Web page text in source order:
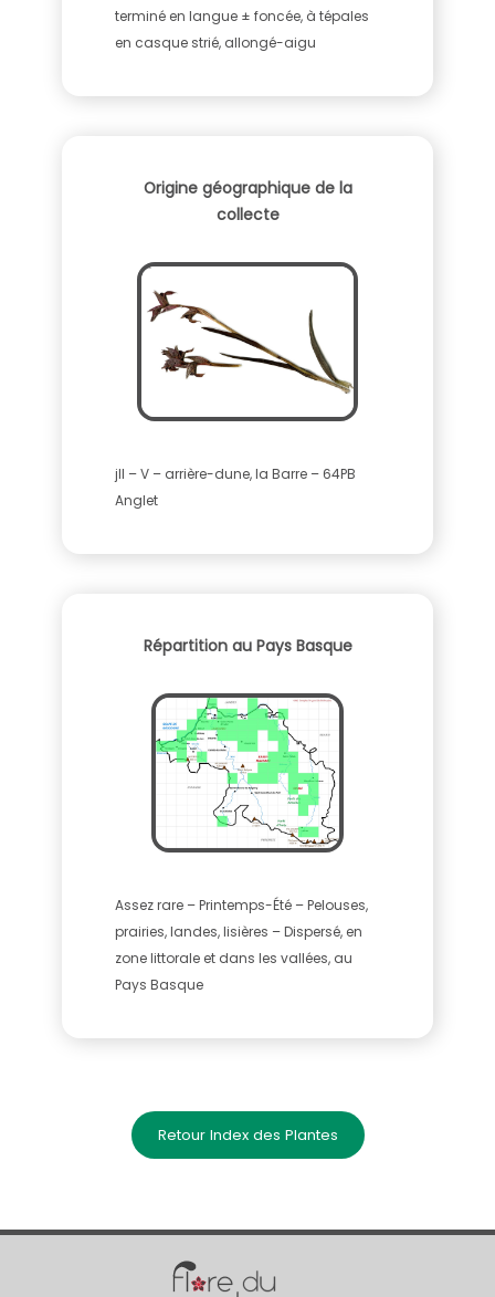
terminé en langue ± foncée, à tépales
en casque strié, allongé-aigu
Origine géographique de la
collecte
jll – V – arrière-dune, la Barre – 64PB
Anglet
Répartition au Pays Basque
Assez rare – Printemps-Été – Pelouses,
prairies, landes, lisières – Dispersé, en
zone littorale et dans les vallées, au
Pays Basque
Retour Index des Plantes